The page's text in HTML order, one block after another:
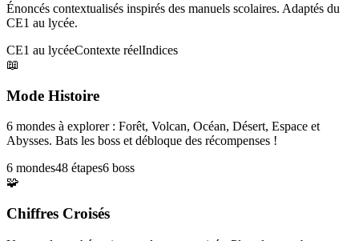
Énoncés contextualisés inspirés des manuels scolaires. Adaptés du
CE1 au lycée.
CE1 au lycéeContexte réelIndices
📖
Mode Histoire
6 mondes à explorer : Forêt, Volcan, Océan, Désert, Espace et
Abysses. Bats les boss et débloque des récompenses !
6 mondes48 étapes6 boss
🧩
Chiffres Croisés